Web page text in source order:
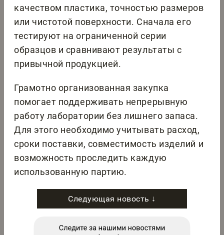
качеством пластика, точностью размеров
или чистотой поверхности. Сначала его
тестируют на ограниченной серии
образцов и сравнивают результаты с
привычной продукцией.
Грамотно организованная закупка
помогает поддерживать непрерывную
работу лаборатории без лишнего запаса.
Для этого необходимо учитывать расход,
сроки поставки, совместимость изделий и
возможность проследить каждую
использованную партию.
Следующая новость ↓